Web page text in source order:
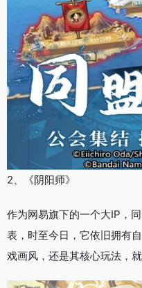
2、《阴阳师》
作为网易旗下的一个大IP，
表，时至今日，它依旧拥有
戏画风，还是其核心玩法，